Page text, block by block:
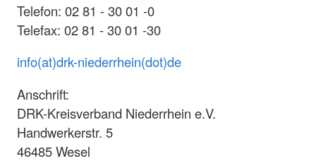
Telefon: 02 81 - 30 01 -0
Telefax: 02 81 - 30 01 -30
info(at)drk-niederrhein(dot)de
Anschrift:
DRK-Kreisverband Niederrhein e.V.
Handwerkerstr. 5
46485 Wesel